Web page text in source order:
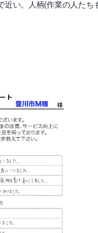
近い。人柄(作業の人たち